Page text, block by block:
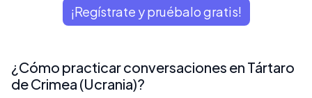
¡Regístrate y pruébalo gratis!
¿Cómo practicar conversaciones en Tártaro
de Crimea (Ucrania)?